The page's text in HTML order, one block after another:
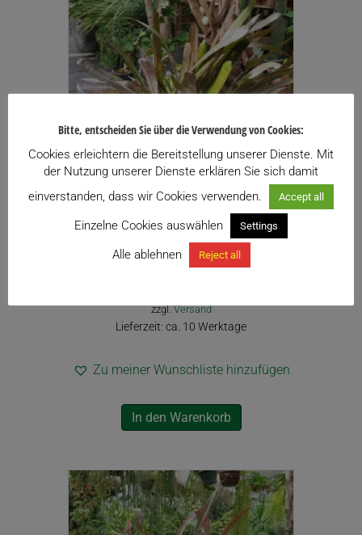
auf.
Die
Optionen
können
auf
Produktseite
gewählt
werden
Billbergia „HALLELUJA“
zzgl.Versand
Lieferzeit: ca. 10 Werktage
Zu meiner Wunschliste hinzufügen
In den Warenkorb
Bitte, entscheiden Sie über die Verwendung von Cookies:
Cookies erleichtern die Bereitstellung unserer Dienste. Mit
der Nutzung unserer Dienste erklären Sie sich damit
einverstanden, dass wir Cookies verwenden.
Accept all
Einzelne Cookies auswählen Settings
Alle ablehnen Reject all